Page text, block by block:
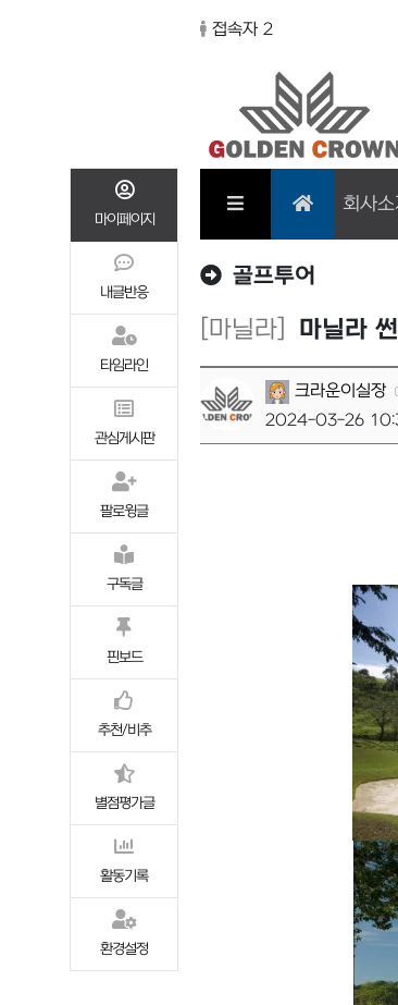
접속자 2
회사소
골프투어
마이페이지
내글반응
타임라인
관심게시판
팔로윙글
구독글
핀보드
추천/비추
별점평가글
활동기록
환경설정
[마닐라] 마닐라
크라운이실장
2024-03-26